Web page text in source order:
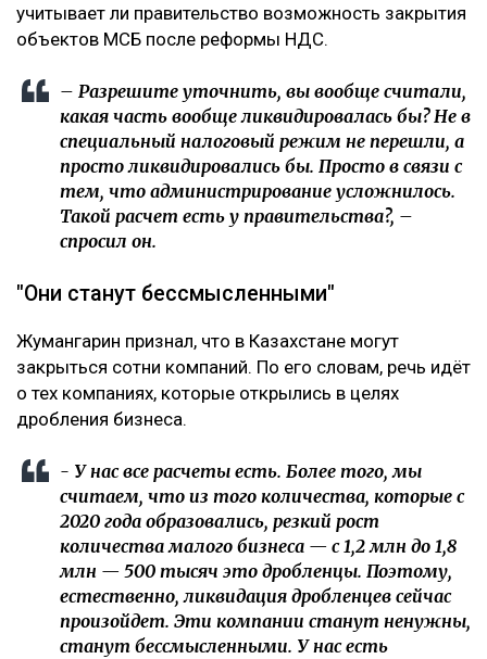
учитывает ли правительство возможность закрытия
объектов МСБ после реформы НДС.
– Разрешите уточнить, вы вообще считали,
какая часть вообще ликвидировалась бы? Не в
специальный налоговый режим не перешли, а
просто ликвидировались бы. Просто в связи с
тем, что администрирование усложнилось.
Такой расчет есть у правительства?, –
спросил он.
"Они станут бессмысленными"
Жумангарин признал, что в Казахстане могут
закрыться сотни компаний. По его словам, речь идёт
о тех компаниях, которые открылись в целях
дробления бизнеса.
- У нас все расчеты есть. Более того, мы
считаем, что из того количества, которые с
2020 года образовались, резкий рост
количества малого бизнеса — с 1,2 млн до 1,8
млн — 500 тысяч это дробленцы. Поэтому,
естественно, ликвидация дробленцев сейчас
произойдет. Эти компании станут ненужны,
станут бессмысленными. У нас есть